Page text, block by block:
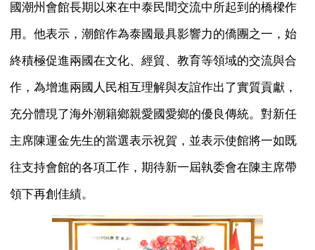
國潮州會館長期以來在中泰民間交流中所起到的橋樑作
用。他表示，潮館作為泰國最具影響力的僑團之一，始
終積極促進兩國在文化、經貿、教育等領域的交流與合
作，為增進兩國人民相互理解與友誼作出了實質貢獻，
充分體現了海外潮籍鄉親愛國愛鄉的優良傳統。對新任
主席陳運金先生的當選表示祝賀，並表示使館將一如既
往支持會館的各項工作，期待新一屆執委會在陳主席帶
領下再創佳績。